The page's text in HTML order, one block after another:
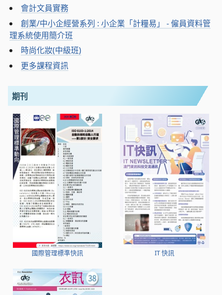
會計文員實務
創業/中小企經營系列 : 小企業「計糧易」 - 僱員資料管
理系統使用簡介班
時尚化妝(中級班)
更多課程資訊
期刊
國際管理標準快訊 IT 快訊